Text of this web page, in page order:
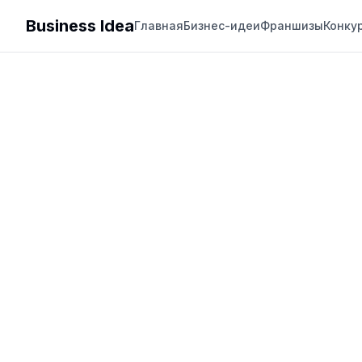
Business IdeaГлавнаяБизнес-идеиФраншизы